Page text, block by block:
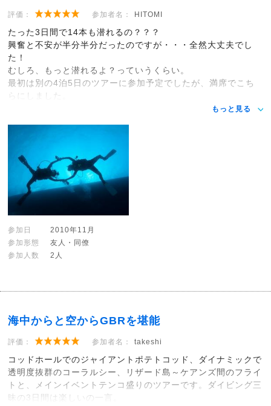
評価： 参加者名： HITOMI
たった3日間で14本も潜れるの？？？
興奮と不安が半分半分だったのですが・・・全然大丈夫でし
た！
むしろ、もっと潜れるよ？っていうくらい。
最初は別の4泊5日のツアーに参加予定でしたが、満席でこち
らにしました。
もっと見る
参加日
2010年11月
参加形態
友人・同僚
参加人数
2人
海中からと空からGBRを堪能
評価： 参加者名： takeshi
コッドホールでのジャイアントポテトコッド、ダイナミックで
透明度抜群のコーラルシー、リザード島～ケアンズ間のフライ
トと、メインイベントテンコ盛りのツアーです。ダイビング三
昧の3日間は楽しいの一言。